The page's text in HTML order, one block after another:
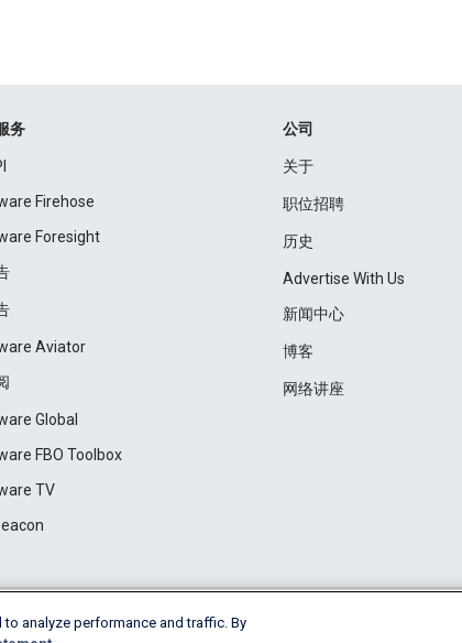
务
Firehose
Foresight
Aviator
Global
FBO Toolbox
TV
公司
关于
职位招聘
历史
Advertise With Us
新闻中心
博客
网络讲座
Settings
analyze performance and traffic. By